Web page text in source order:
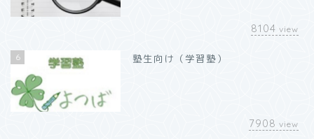
8104 view
6 塾生向け（学習塾）
7908 view